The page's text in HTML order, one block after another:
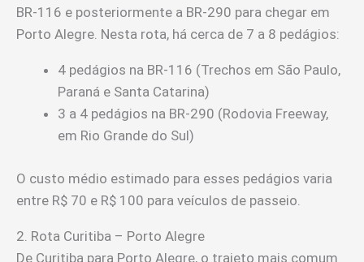
BR-116 e posteriormente a BR-290 para chegar em
Porto Alegre. Nesta rota, há cerca de 7 a 8 pedágios:
4 pedágios na BR-116 (Trechos em São Paulo,
Paraná e Santa Catarina)
3 a 4 pedágios na BR-290 (Rodovia Freeway,
em Rio Grande do Sul)
O custo médio estimado para esses pedágios varia
entre R$ 70 e R$ 100 para veículos de passeio.
2. Rota Curitiba – Porto Alegre
De Curitiba para Porto Alegre, o trajeto mais comum